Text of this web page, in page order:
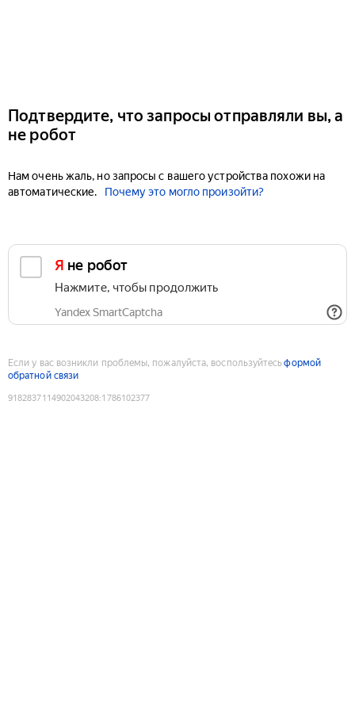
Подтвердите, что запросы отправляли вы, а
не робот
Нам очень жаль, но запросы с вашего устройства похожи на
автоматические.
Почему это могло произойти?
Я не робот
Нажмите, чтобы продолжить
Yandex SmartCaptcha
Если у вас возникли проблемы, пожалуйста, воспользуйтесьформой
обратной связи
9182837114902043208:1786102377